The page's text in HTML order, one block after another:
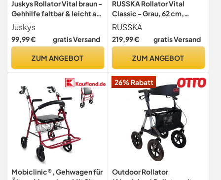
Juskys Rollator Vital braun -
Gehhilfe faltbar & leicht aus
Aluminium bis 130 kg -
Laufhilfe höhenverstellbar
mit Sitz, Tasche &
Juskys
99,99 € gratis Versand
ZUM ANGEBOT
RUSSKA Rollator Vital
Classic - Grau, 62 cm,
Aluminium, Erwachsener,
Klassisch
RUSSKA
219,99 € gratis Versand
ZUM ANGEBOT
Mobiclinic®, Gehwagen für
26% Rabatt
Outdoor Rollator